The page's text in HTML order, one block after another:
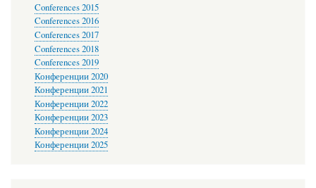
Conferences 2015
Conferences 2016
Conferences 2017
Conferences 2018
Conferences 2019
Конференции 2020
Конференции 2021
Конференции 2022
Конференции 2023
Конференции 2024
Конференции 2025